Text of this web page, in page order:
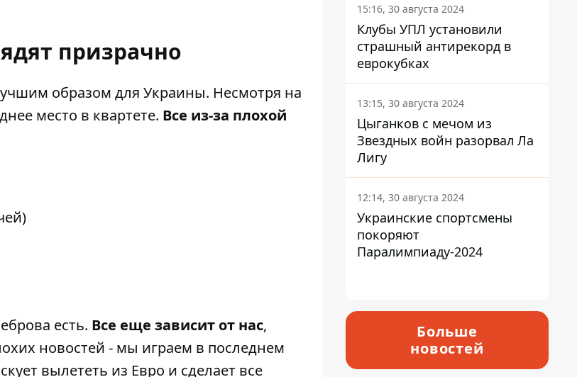
призрачно
образом для Украины. Несмотря на
место в квартете. Все из-за плохой
есть. Все еще зависит от нас,
новостей - мы играем в последнем
вылететь из Евро и сделает все
15:16, 30 августа 2024
Клубы УПЛ установили
страшный антирекорд в
еврокубках
13:15, 30 августа 2024
Цыганков с мечом из
Звездных войн разорвал Ла
Лигу
12:14, 30 августа 2024
Украинские спортсмены
покоряют
Паралимпиаду-2024
Больше
новостей